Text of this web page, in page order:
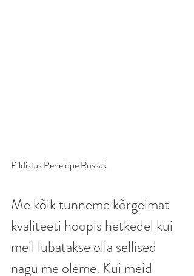
Pildistas Penelope Russak
Me kõik tunneme kõrgeimat
kvaliteeti hoopis hetkedel kui
meil lubatakse olla sellised
nagu me oleme. Kui meid